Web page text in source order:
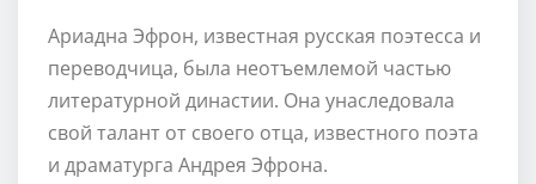
Ариадна Эфрон, известная русская поэтесса и
переводчица, была неотъемлемой частью
литературной династии. Она унаследовала
свой талант от своего отца, известного поэта
и драматурга Андрея Эфрона.